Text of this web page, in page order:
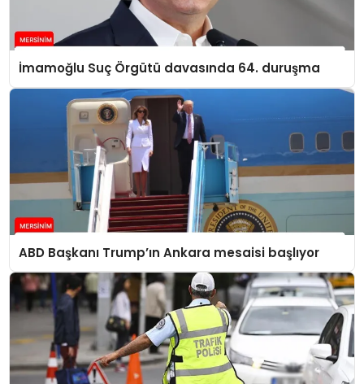
İmamoğlu Suç Örgütü davasında 64. duruşma
ABD Başkanı Trump’ın Ankara mesaisi başlıyor